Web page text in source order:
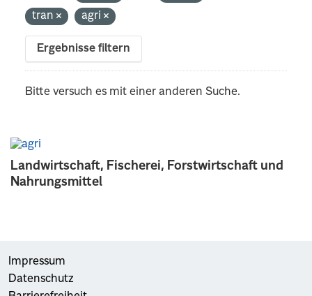
Landwirtschaft, Fischerei, Forstwirtschaft und
Nahrungsmittel
tran
agri
Ergebnisse filtern
Bitte versuch es mit einer anderen Suche.
Impressum
Datenschutz